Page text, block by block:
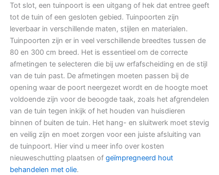
Tot slot, een tuinpoort is een uitgang of hek dat entree geeft
tot de tuin of een gesloten gebied. Tuinpoorten zijn
leverbaar in verschillende maten, stijlen en materialen.
Tuinpoorten zijn er in veel verschillende breedtes tussen de
80 en 300 cm breed. Het is essentieel om de correcte
afmetingen te selecteren die bij uw erfafscheiding en de stijl
van de tuin past. De afmetingen moeten passen bij de
opening waar de poort neergezet wordt en de hoogte moet
voldoende zijn voor de beoogde taak, zoals het afgrendelen
van de tuin tegen inkijk of het houden van huisdieren
binnen of buiten de tuin. Het hang- en sluitwerk moet stevig
en veilig zijn en moet zorgen voor een juiste afsluiting van
de tuinpoort. Hier vind u meer info over kosten
nieuweschutting plaatsen of geïmpregneerd hout
behandelen met olie.